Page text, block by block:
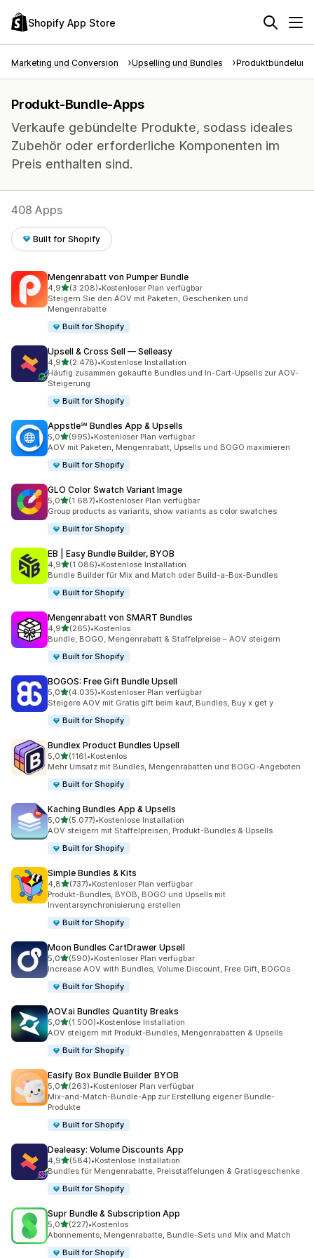
Shopify App Store
Marketing und Conversion Upselling und Bundles Produktbündelung
Produkt-Bundle-Apps
Verkaufe gebündelte Produkte, sodass ideales
Zubehör oder erforderliche Komponenten im
Preis enthalten sind.
408 Apps
Built for Shopify
Mengenrabatt von Pumper Bundle
4,9von 5 Sternen
(3.208)
3208 Rezensionen insgesamt
•Kostenloser Plan verfügbar
Steigern Sie den AOV mit Paketen, Geschenken und
Mengenrabatte
Built for Shopify
Upsell & Cross Sell — Selleasy
4,9von 5 Sternen
(2.478)
2478 Rezensionen insgesamt
•Kostenlose Installation
Häufig zusammen gekaufte Bundles und In-Cart-Upsells zur AOV-
Steigerung
Built for Shopify
Appstle℠ Bundles App & Upsells
5,0von 5 Sternen
(995)
995 Rezensionen insgesamt
•Kostenloser Plan verfügbar
AOV mit Paketen, Mengenrabatt, Upsells und BOGO maximieren
Built for Shopify
GLO Color Swatch Variant Image
5,0von 5 Sternen
(1.687)
1687 Rezensionen insgesamt
•Kostenloser Plan verfügbar
Group products as variants, show variants as color swatches
Built for Shopify
EB | Easy Bundle Builder, BYOB
4,9von 5 Sternen
(1.086)
1086 Rezensionen insgesamt
•Kostenlose Installation
Bundle Builder für Mix and Match oder Build-a-Box-Bundles
Built for Shopify
Mengenrabatt von SMART Bundles
4,9von 5 Sternen
(265)
265 Rezensionen insgesamt
•Kostenlos
Bundle, BOGO, Mengenrabatt & Staffelpreise – AOV steigern
Built for Shopify
BOGOS: Free Gift Bundle Upsell
5,0von 5 Sternen
(4.035)
4035 Rezensionen insgesamt
•Kostenloser Plan verfügbar
Steigere AOV mit Gratis gift beim kauf, Bundles, Buy x get y
Built for Shopify
Bundlex Product Bundles Upsell
5,0von 5 Sternen
(116)
116 Rezensionen insgesamt
•Kostenlos
Mehr Umsatz mit Bundles, Mengenrabatten und BOGO-Angeboten
Built for Shopify
Kaching Bundles App & Upsells
5,0von 5 Sternen
(5.077)
5077 Rezensionen insgesamt
•Kostenlose Installation
AOV steigern mit Staffelpreisen, Produkt-Bundles & Upsells
Built for Shopify
Simple Bundles & Kits
4,8von 5 Sternen
(737)
737 Rezensionen insgesamt
•Kostenloser Plan verfügbar
Produkt-Bundles, BYOB, BOGO und Upsells mit
Inventarsynchronisierung erstellen
Built for Shopify
Moon Bundles CartDrawer Upsell
5,0von 5 Sternen
(590)
590 Rezensionen insgesamt
•Kostenloser Plan verfügbar
Increase AOV with Bundles, Volume Discount, Free Gift, BOGOs
Built for Shopify
AOV.ai Bundles Quantity Breaks
5,0von 5 Sternen
(1.500)
1500 Rezensionen insgesamt
•Kostenlose Installation
AOV steigern mit Produkt-Bundles, Mengenrabatten & Upsells
Built for Shopify
Easify Box Bundle Builder BYOB
5,0von 5 Sternen
(263)
263 Rezensionen insgesamt
•Kostenloser Plan verfügbar
Mix-and-Match-Bundle-App zur Erstellung eigener Bundle-
Produkte
Built for Shopify
Dealeasy: Volume Discounts App
4,9von 5 Sternen
(584)
584 Rezensionen insgesamt
•Kostenlose Installation
Bundles für Mengenrabatte, Preisstaffelungen & Gratisgeschenke.
Built for Shopify
Supr Bundle & Subscription App
5,0von 5 Sternen
(227)
227 Rezensionen insgesamt
•Kostenlos
Abonnements, Mengenrabatte, Bundle-Sets und Mix and Match
Built for Shopify